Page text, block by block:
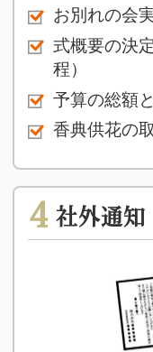
お別れの会
式概要の決
程）
予算の総額
香典供花の
4 社外通知